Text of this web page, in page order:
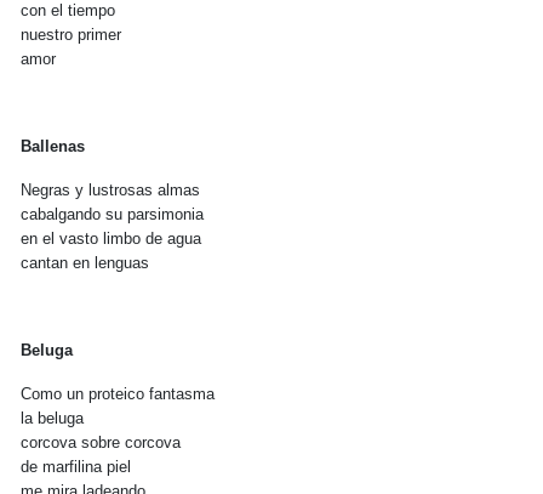
con el tiempo
nuestro primer
amor
Ballenas
Negras y lustrosas almas
cabalgando su parsimonia
en el vasto limbo de agua
cantan en lenguas
Beluga
Como un proteico fantasma
la beluga
corcova sobre corcova
de marfilina piel